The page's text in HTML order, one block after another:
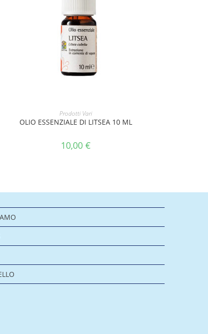
AGGIUNGI AL CARRELLO
Prodotti Vari
OLIO ESSENZIALE DI LITSEA 10 ML
10,00 €